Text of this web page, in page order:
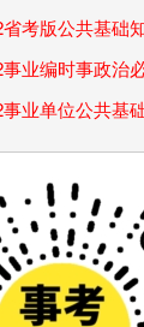
考版公共基础
业编时事政治
业单位公共基